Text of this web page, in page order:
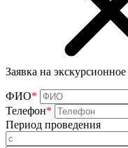
Заявка на
ФИО*
Телефон*
Период проведения